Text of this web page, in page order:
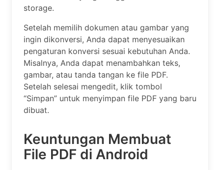
storage.
Setelah memilih dokumen atau gambar yang
ingin dikonversi, Anda dapat menyesuaikan
pengaturan konversi sesuai kebutuhan Anda.
Misalnya, Anda dapat menambahkan teks,
gambar, atau tanda tangan ke file PDF.
Setelah selesai mengedit, klik tombol
“Simpan” untuk menyimpan file PDF yang baru
dibuat.
Keuntungan Membuat
File PDF di Android